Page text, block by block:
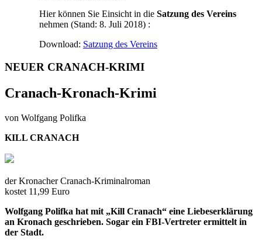
Hier können Sie Einsicht in die Satzung des Vereins
nehmen (Stand: 8. Juli 2018) :
Download: Satzung des Vereins
NEUER CRANACH-KRIMI
Cranach-Kronach-Krimi
von Wolfgang Polifka
KILL CRANACH
der Kronacher Cranach-Kriminalroman
kostet 11,99 Euro
Wolfgang Polifka hat mit „Kill Cranach“ eine Liebeserklärung
an Kronach geschrieben. Sogar ein FBI-Vertreter ermittelt in
der Stadt.